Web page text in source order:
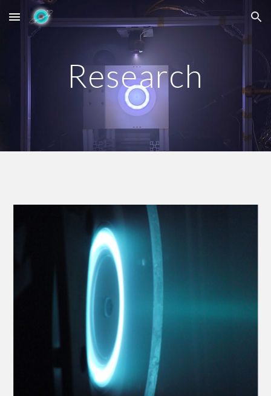
Skip to main content Skip to navigation
Research